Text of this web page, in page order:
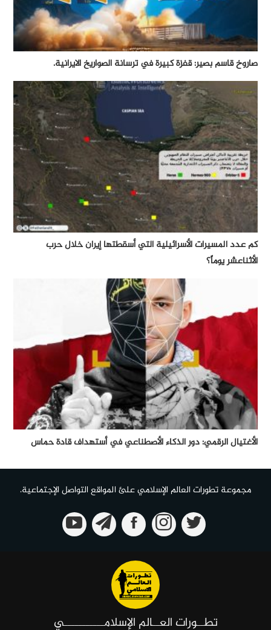
صاروخ قاسم بصير: قفزة كبيرة في ترسانة الصواريخ الايرانية.
كم عدد المسيرات الأسرائيلية التي أسقطتها إيران خلال حرب
الأثناعشر يوماً؟
الأغتيال الرقمي: دور الذكاء الأصطناعي في أستهداف قادة حماس
مجموعة تطورات العالم الإسلامي علئ المواقع التواصل الإجتماعية.
تطــورات العــالم الإسلامـــــــــــي